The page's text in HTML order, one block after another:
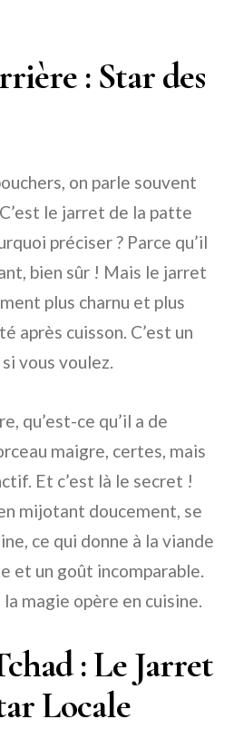
: Star des
on parle souvent
le jarret de la patte
préciser ? Parce qu’il
bien sûr ! Mais le jarret
plus charnu et plus
après cuisson. C’est un
vous voulez.
qu’est-ce qu’il a de
maigre, certes, mais
Et c’est là le secret !
mijotant doucement, se
ce qui donne à la viande
et un goût incomparable.
la magie opère en cuisine.
: Le Jarret
Locale